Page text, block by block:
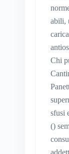
abili,
Chi
sfusi
()